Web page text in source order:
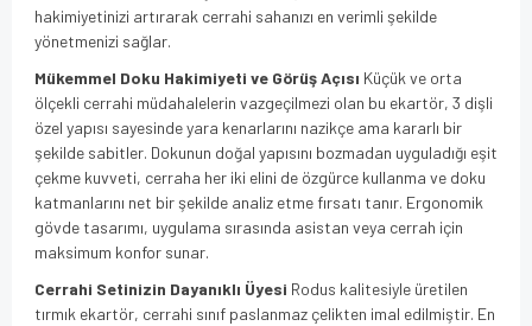
hakimiyetinizi artırarak cerrahi sahanızı en verimli şekilde
yönetmenizi sağlar.
Mükemmel Doku Hakimiyeti ve Görüş Açısı Küçük ve orta
ölçekli cerrahi müdahalelerin vazgeçilmezi olan bu ekartör, 3 dişli
özel yapısı sayesinde yara kenarlarını nazikçe ama kararlı bir
şekilde sabitler. Dokunun doğal yapısını bozmadan uyguladığı eşit
çekme kuvveti, cerraha her iki elini de özgürce kullanma ve doku
katmanlarını net bir şekilde analiz etme fırsatı tanır. Ergonomik
gövde tasarımı, uygulama sırasında asistan veya cerrah için
maksimum konfor sunar.
Cerrahi Setinizin Dayanıklı Üyesi Rodus kalitesiyle üretilen
tırmık ekartör, cerrahi sınıf paslanmaz çelikten imal edilmiştir. En